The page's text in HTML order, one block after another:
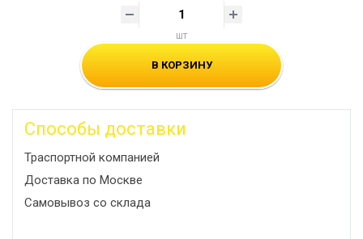
шт
В КОРЗИНУ
Способы доставки
Траспортной компанией
Доставка по Москве
Самовывоз со склада